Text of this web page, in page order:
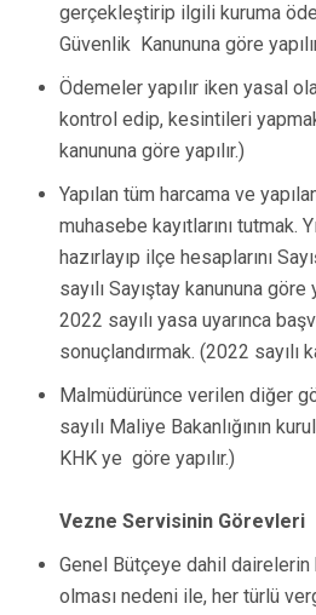
gerçekleştirip ilgili kuruma
Güvenlik Kanununa göre
Ödemeler yapılır iken yasal
kontrol edip, kesintileri
kanununa göre yapılır.)
Yapılan tüm harcama ve
muhasebe kayıtlarını tutmak.
hazırlayıp ilçe hesaplarını
sayılı Sayıştay kanununa göre
2022 sayılı yasa uyarınca
sonuçlandırmak. (2022 sayılı
Malmüdürünce verilen diğer
sayılı Maliye Bakanlığının
KHK ye göre yapılır.)
Vezne Servisinin Görevleri
Genel Bütçeye dahil dairelerin
olması nedeni ile, her türlü